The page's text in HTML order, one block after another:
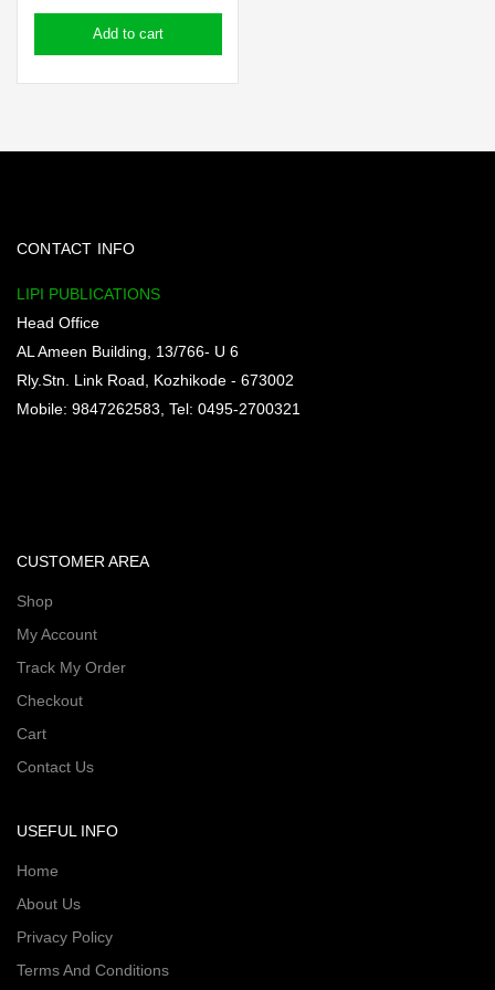
price
was:
price
Add to cart
CONTACT INFO
LIPI PUBLICATIONS
Head Office
AL Ameen Building, 13/766- U 6
Rly.Stn. Link Road, Kozhikode - 673002
Mobile: 9847262583, Tel: 0495-2700321
CUSTOMER AREA
Shop
My Account
Track My Order
Checkout
Cart
Contact Us
USEFUL INFO
Home
About Us
Privacy Policy
Terms And Conditions